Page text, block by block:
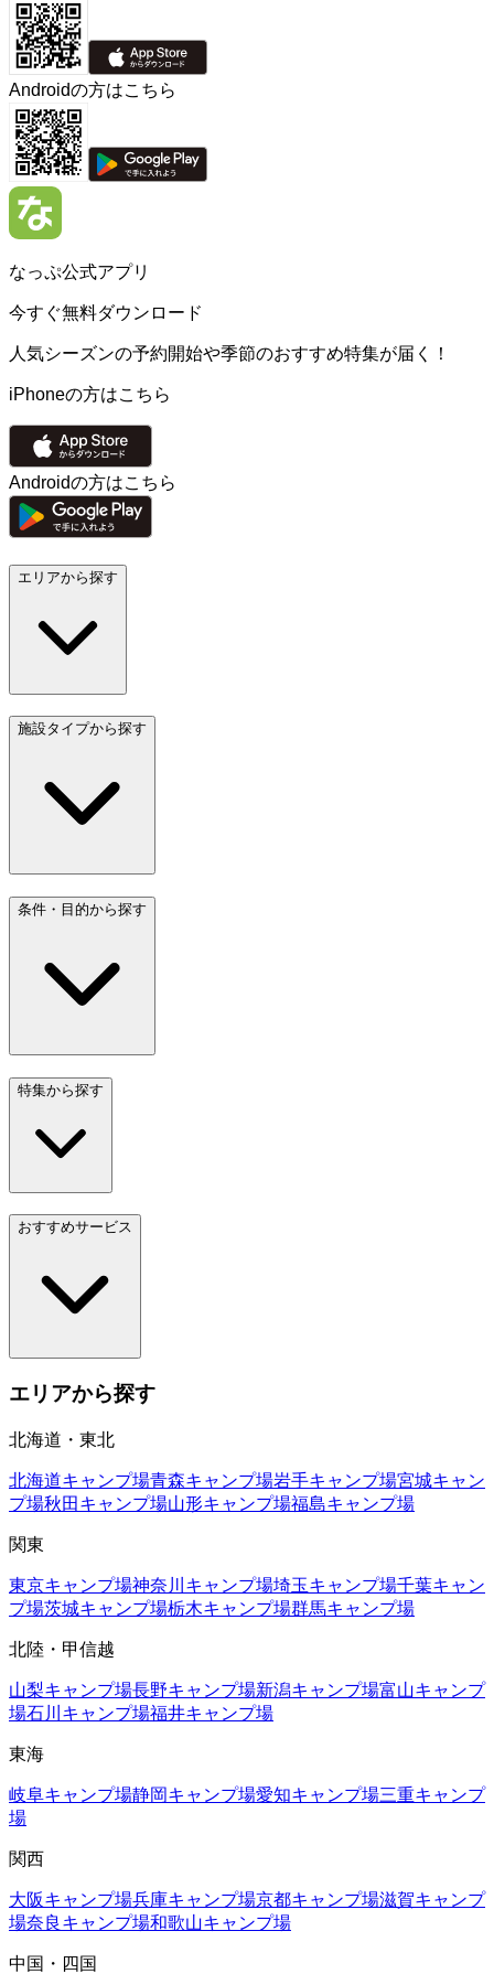
Androidの方はこちら
なっぷ公式アプリ
今すぐ無料ダウンロード
人気シーズンの予約開始や季節のおすすめ特集が届く！
iPhoneの方はこちら
Androidの方はこちら
エリアから探す
施設タイプから探す
条件・目的から探す
特集から探す
おすすめサービス
エリアから探す
北海道・東北
北海道キャンプ場青森キャンプ場岩手キャンプ場宮城キャン
プ場秋田 キャンプ場山形キャンプ場福島キャンプ場
関東
東京キャンプ場神奈川 キャンプ場埼玉キャンプ場千葉キャン
プ場茨城キャンプ場栃木キャンプ場群馬キャンプ場
北陸・甲信越
山梨キャンプ場長野キャンプ場新潟キャンプ場富山キャンプ
場石川 キャンプ場福井キャンプ場
東海
岐阜キャンプ場静岡キャンプ場愛知キャンプ場三重キャンプ
場
関西
大阪キャンプ場兵庫キャンプ場京都キャンプ場滋賀キャンプ
場奈良 キャンプ場和歌山キャンプ場
中国・四国